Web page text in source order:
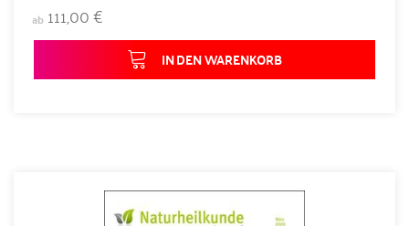
ab 111,00 €
IN DEN WARENKORB